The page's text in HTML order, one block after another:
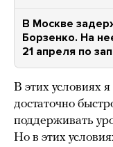
В Москве
Борзенко. На
21 апреля по
В этих условиях
достаточно
поддерживать
Но в этих